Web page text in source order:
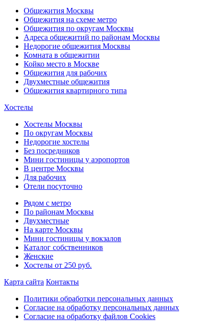
Общежития Москвы
Общежития на схеме метро
Общежития по округам Москвы
Адреса общежитий по районам Москвы
Недорогие общежития Москвы
Комната в общежитии
Койко место в Москве
Общежития для рабочих
Двухместные общежития
Общежития квартирного типа
Хостелы
Хостелы Москвы
По округам Москвы
Недорогие хостелы
Без посредников
Мини гостиницы у аэропортов
В центре Москвы
Для рабочих
Отели посуточно
Рядом с метро
По районам Москвы
Двухместные
На карте Москвы
Мини гостиницы у вокзалов
Каталог собственников
Женские
Хостелы от 250 руб.
Карта сайта Контакты
Политики обработки персональных данных
Согласие на обработку персональных данных
Согласие на обработку файлов Cookies